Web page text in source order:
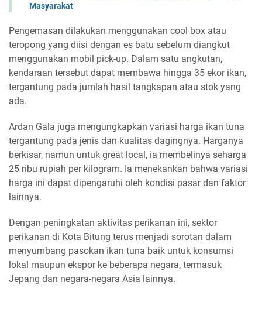
Masyarakat
Pengemasan dilakukan menggunakan cool box atau
teropong yang diisi dengan es batu sebelum diangkut
menggunakan mobil pick-up. Dalam satu angkutan,
kendaraan tersebut dapat membawa hingga 35 ekor ikan,
tergantung pada jumlah hasil tangkapan atau stok yang
ada.
Ardan Gala juga mengungkapkan variasi harga ikan tuna
tergantung pada jenis dan kualitas dagingnya. Harganya
berkisar, namun untuk great local, ia membelinya seharga
25 ribu rupiah per kilogram. Ia menekankan bahwa variasi
harga ini dapat dipengaruhi oleh kondisi pasar dan faktor
lainnya.
Dengan peningkatan aktivitas perikanan ini, sektor
perikanan di Kota Bitung terus menjadi sorotan dalam
menyumbang pasokan ikan tuna baik untuk konsumsi
lokal maupun ekspor ke beberapa negara, termasuk
Jepang dan negara-negara Asia lainnya.